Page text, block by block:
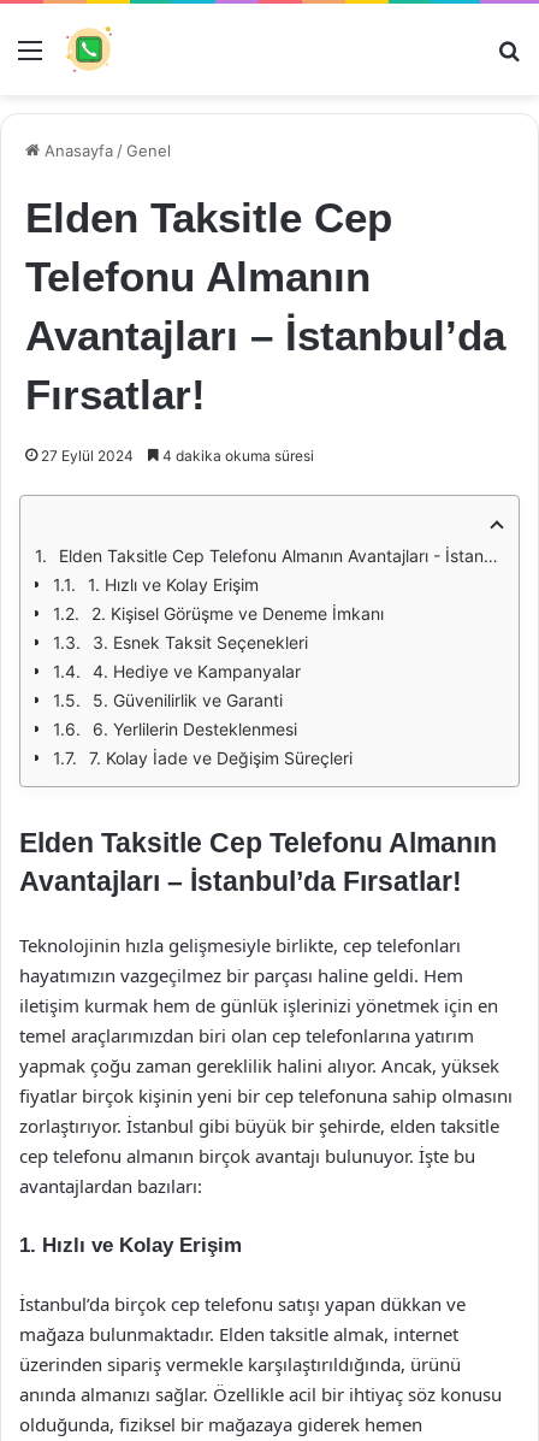
Menü
Anasayfa /Genel
Elden Taksitle Cep
Telefonu Almanın
Avantajları – İstanbul’da
Fırsatlar!
27 Eylül 2024 4 dakika okuma süresi
Elden Taksitle Cep Telefonu Almanın Avantajları - İstanbul'da Fırsatlar!
1. Hızlı ve Kolay Erişim
2. Kişisel Görüşme ve Deneme İmkanı
3. Esnek Taksit Seçenekleri
4. Hediye ve Kampanyalar
5. Güvenilirlik ve Garanti
6. Yerlilerin Desteklenmesi
7. Kolay İade ve Değişim Süreçleri
Elden Taksitle Cep Telefonu Almanın
Avantajları – İstanbul’da Fırsatlar!
Teknolojinin hızla gelişmesiyle birlikte, cep telefonları
hayatımızın vazgeçilmez bir parçası haline geldi. Hem
iletişim kurmak hem de günlük işlerinizi yönetmek için en
temel araçlarımızdan biri olan cep telefonlarına yatırım
yapmak çoğu zaman gereklilik halini alıyor. Ancak, yüksek
fiyatlar birçok kişinin yeni bir cep telefonuna sahip olmasını
zorlaştırıyor. İstanbul gibi büyük bir şehirde, elden taksitle
cep telefonu almanın birçok avantajı bulunuyor. İşte bu
avantajlardan bazıları:
1. Hızlı ve Kolay Erişim
İstanbul’da birçok cep telefonu satışı yapan dükkan ve
mağaza bulunmaktadır. Elden taksitle almak, internet
üzerinden sipariş vermekle karşılaştırıldığında, ürünü
anında almanızı sağlar. Özellikle acil bir ihtiyaç söz konusu
olduğunda, fiziksel bir mağazaya giderek hemen